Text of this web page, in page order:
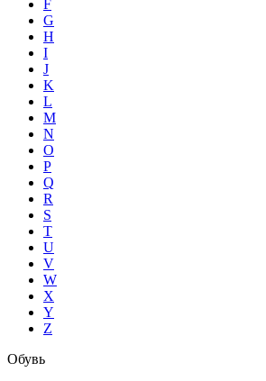
F
G
H
I
J
K
L
M
N
O
P
Q
R
S
T
U
V
W
X
Y
Z
Обувь